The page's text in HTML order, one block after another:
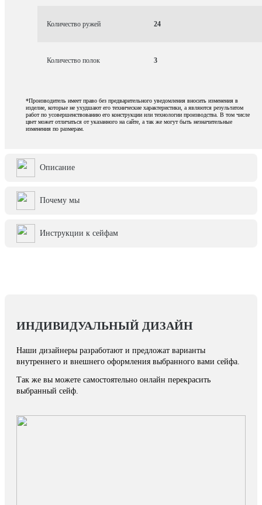
Количество ружей 24
Количество полок 3
*Производитель имеет право без предварительного уведомления вносить изменения в
изделие, которые не ухудшают его технические характеристики, а являются результатом
работ по усовершенствованию его конструкции или технологии производства. В том числе
цвет может отличаться от указанного на сайте, а так же могут быть незначительные
изменения по размерам.
Описание
Почему мы
Инструкции к сейфам
ИНДИВИДУАЛЬНЫЙ ДИЗАЙН
Наши дизайнеры разработают и предложат варианты
внутреннего и внешнего оформления выбранного вами сейфа.
Так же вы можете самостоятельно онлайн перекрасить
выбранный сейф.